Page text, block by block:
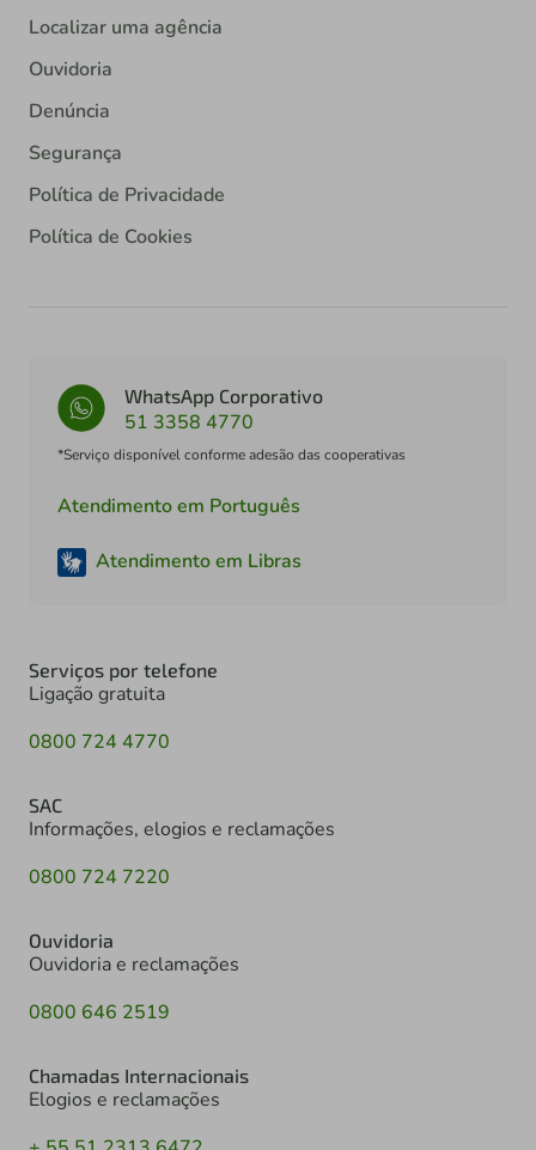
Localizar uma agência
Ouvidoria
Denúncia
Segurança
Política de Privacidade
Política de Cookies
WhatsApp Corporativo
51 3358 4770
*Serviço disponível conforme adesão das cooperativas
Atendimento em Português
Atendimento em Libras
Serviços por telefone
Ligação gratuita
0800 724 4770
SAC
Informações, elogios e reclamações
0800 724 7220
Ouvidoria
Ouvidoria e reclamações
0800 646 2519
Chamadas Internacionais
Elogios e reclamações